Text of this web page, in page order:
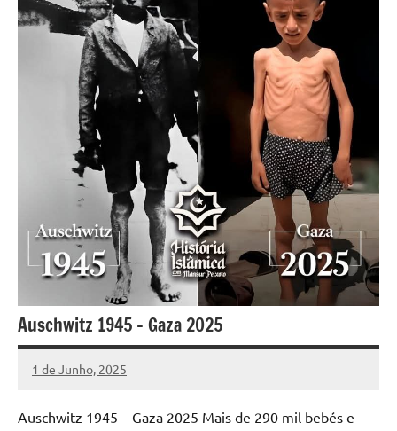
Auschwitz 1945 – Gaza 2025
1 de Junho, 2025
Pedro
Auschwitz 1945 – Gaza 2025 Mais de 290 mil bebés e